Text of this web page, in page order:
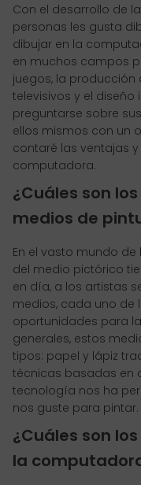
Con el desarrollo de
personas les gusta
dibujar en la
en muchos campos
juegos, la
televisivos y el diseño
preguntarse sobre
ellos mismos con un
contaré las ventajas
computadora.
¿Cuáles son
medios de
En el vasto mundo
del medio pictórico
en día, a los artistas
medios, cada uno de
oportunidades para
generales, estos
tipos: papel y lápiz
técnicas basadas en
tecnología nos ha
nos guste para pintar.
¿Cuáles son
la